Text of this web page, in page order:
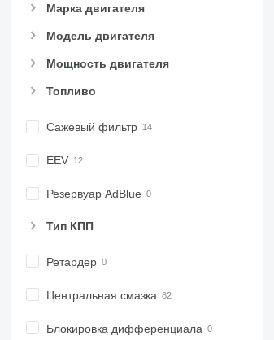
992
AP
CB
CS
E-series
IT
MH
PM
Марка двигателя
Модель двигателя
Мощность двигателя
Топливо
Сажевый фильтр
EEV
Резервуар AdBlue
Тип КПП
Ретардер
Центральная смазка
Блокировка дифференциала